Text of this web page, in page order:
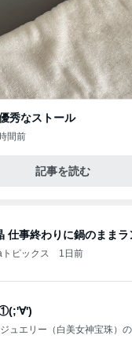
秀なストール
間前
記事を読む
仕事終わりに鍋のままラ
ピックス 1日前
ュエリー（白美女神宝珠）